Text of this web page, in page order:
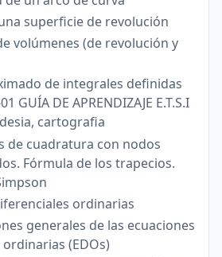
superficie de revolución
volúmenes (de revolución y
de integrales definidas
GUÍA DE APRENDIZAJE E.T.S.I
cartografia
de cuadratura con nodos
Fórmula de los trapecios.
ordinarias
generales de las ecuaciones
(EDOs)